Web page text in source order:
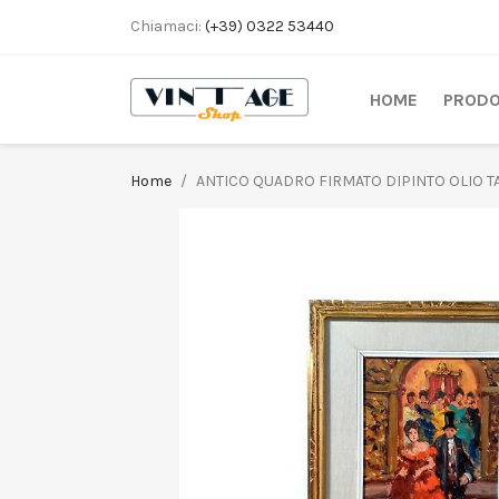
Chiamaci: (+39) 0322 53440
HOME
Home ANTICO QUADRO FIRMATO DIPINTO OLIO